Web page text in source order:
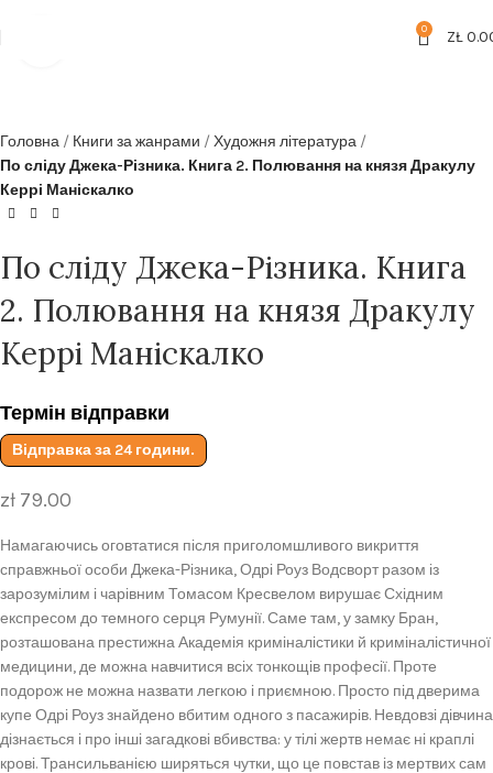
0 ZŁ
Головна Книги за жанрами
Художня література
По сліду Джека-Різника. Книга 2. Полювання на князя Дракулу
Керрі Маніскалко
По сліду Джека-Різника. Книга
2. Полювання на князя Дракулу
Керрі Маніскалко
Термін відправки
Відправка за 24 години.
zł 79.00
Намагаючись оговтатися після приголомшливого викриття
справжньої особи Джека-Різника, Одрі Роуз Водсворт разом із
зарозумілим і чарівним Томасом Кресвелом вирушає Східним
експресом до темного серця Румунії. Саме там, у замку Бран,
розташована престижна Академія криміналістики й криміналістичної
медицини, де можна навчитися всіх тонкощів професії. Проте
подорож не можна назвати легкою і приємною. Просто під дверима
купе Одрі Роуз знайдено вбитим одного з пасажирів. Невдовзі дівчина
дізнається і про інші загадкові вбивства: у тілі жертв немає ні краплі
крові. Трансильванією ширяться чутки, що це повстав із мертвих сам